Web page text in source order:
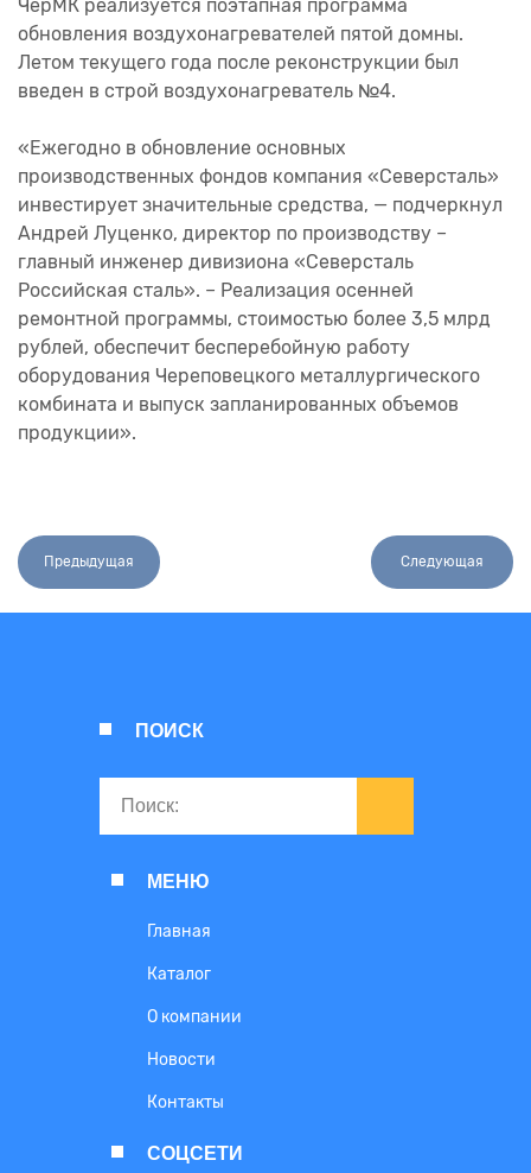
ЧерМК реализуется поэтапная программа
обновления воздухонагревателей пятой домны.
Летом текущего года после реконструкции был
введен в строй воздухонагреватель №4.
«Ежегодно в обновление основных
производственных фондов компания «Северсталь»
инвестирует значительные средства, — подчеркнул
Андрей Луценко, директор по производству –
главный инженер дивизиона «Северсталь
Российская сталь». – Реализация осенней
ремонтной программы, стоимостью более 3,5 млрд
рублей, обеспечит бесперебойную работу
оборудования Череповецкого металлургического
комбината и выпуск запланированных объемов
продукции».
Предыдущая Следующая
ПОИСК
МЕНЮ
Главная
Каталог
О компании
Новости
Контакты
СОЦСЕТИ